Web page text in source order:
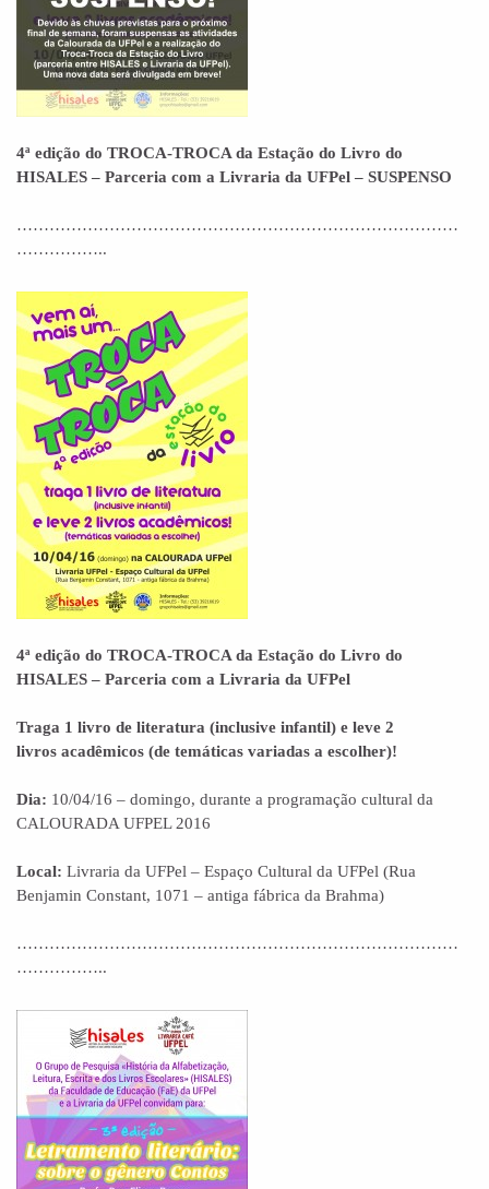
4ª edição do TROCA-TROCA da Estação do Livro do
HISALES – Parceria com a Livraria da UFPel – SUSPENSO
………………………………………………………………………
……………..
4ª edição do TROCA-TROCA da Estação do Livro do
HISALES – Parceria com a Livraria da UFPel
Traga 1 livro de literatura (inclusive infantil) e leve 2
livros acadêmicos (de temáticas variadas a escolher)!
Dia: 10/04/16 – domingo, durante a programação cultural da
CALOURADA UFPEL 2016
Local: Livraria da UFPel – Espaço Cultural da UFPel (Rua
Benjamin Constant, 1071 – antiga fábrica da Brahma)
………………………………………………………………………
……………..